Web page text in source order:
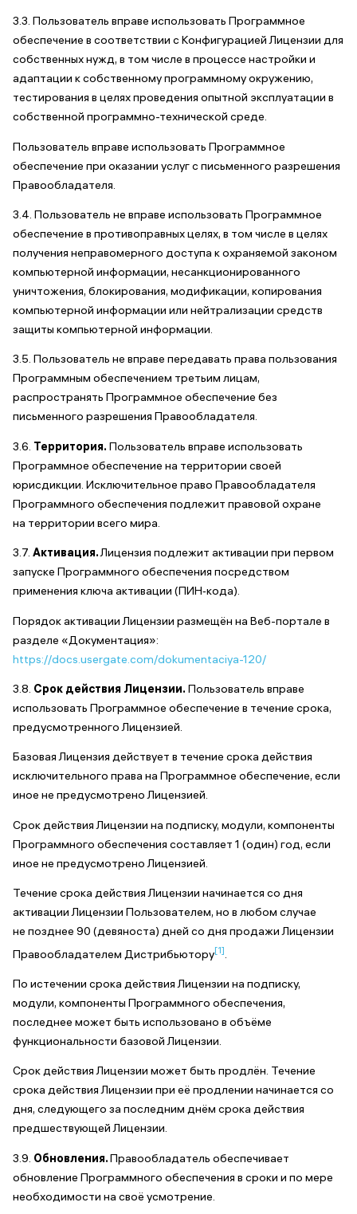
3.3. Пользователь вправе использовать Программное
обеспечение в соответствии с Конфигурацией Лицензии для
собственных нужд, в том числе в процессе настройки и
адаптации к собственному программному окружению,
тестирования в целях проведения опытной эксплуатации в
собственной программно-технической среде.
Пользователь вправе использовать Программное
обеспечение при оказании услуг с письменного разрешения
Правообладателя.
3.4. Пользователь не вправе использовать Программное
обеспечение в противоправных целях, в том числе в целях
получения неправомерного доступа к охраняемой законом
компьютерной информации, несанкционированного
уничтожения, блокирования, модификации, копирования
компьютерной информации или нейтрализации средств
защиты компьютерной информации.
3.5. Пользователь не вправе передавать права пользования
Программным обеспечением третьим лицам,
распространять Программное обеспечение без
письменного разрешения Правообладателя.
3.6. Территория. Пользователь вправе использовать
Программное обеспечение на территории своей
юрисдикции. Исключительное право Правообладателя
Программного обеспечения подлежит правовой охране
на территории всего мира.
3.7. Активация.Лицензия подлежит активации при первом
запуске Программного обеспечения посредством
применения ключа активации (ПИН‑кода).
Порядок активации Лицензии размещён на Веб-портале в
разделе «Документация»:
https://docs.usergate.com/dokumentaciya-120/
3.8. Срок действия Лицензии. Пользователь вправе
использовать Программное обеспечение в течение срока,
предусмотренного Лицензией.
Базовая Лицензия действует в течение срока действия
исключительного права на Программное обеспечение, если
иное не предусмотрено Лицензией.
Срок действия Лицензии на подписку, модули, компоненты
Программного обеспечения составляет 1 (один) год, если
иное не предусмотрено Лицензией.
Течение срока действия Лицензии начинается со дня
активации Лицензии Пользователем, но в любом случае
не позднее 90 (девяноста) дней со дня продажи Лицензии
Правообладателем Дистрибьютору[1].
По истечении срока действия Лицензии на подписку,
модули, компоненты Программного обеспечения,
последнее может быть использовано в объёме
функциональности базовой Лицензии.
Срок действия Лицензии может быть продлён. Течение
срока действия Лицензии при её продлении начинается со
дня, следующего за последним днём срока действия
предшествующей Лицензии.
3.9. Обновления.Правообладатель обеспечивает
обновление Программного обеспечения в сроки и по мере
необходимости на своё усмотрение.